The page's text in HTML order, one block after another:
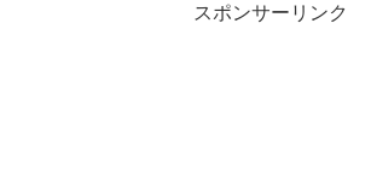
スポンサーリンク